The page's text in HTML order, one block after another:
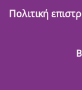
Πολιτική